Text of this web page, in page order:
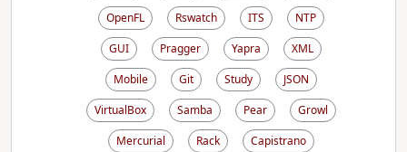
OpenFL
Rswatch ITS
NTP
GUI
Pragger Yapra
XML
Mobile
Git Study
JSON
VirtualBox
Samba Pear
Growl
Mercurial
Rack
Capistrano